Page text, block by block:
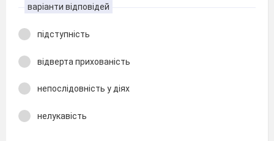
варіанти відповідей
підступність
відверта прихованість
непослідовність у діях
нелукавість